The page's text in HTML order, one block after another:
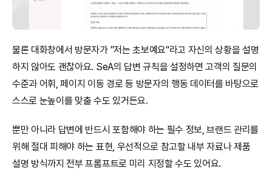
물론 대화창에서 방문자가 "저는 초보예요"라고 자신의 상황을 설명
하지 않아도 괜찮아요. SeA의 답변 규칙을 설정하면 고객의 질문의
수준과 어휘, 페이지 이동 경로 등 방문자의 행동 데이터를 바탕으로
스스로 눈높이를 맞출 수도 있거든요.
뿐만 아니라 답변에 반드시 포함해야 하는 필수 정보, 브랜드 관리를
위해 절대 피해야 하는 표현, 우선적으로 참고할 내부 자료나 제품
설명 방식까지 전부 프롬프트로 미리 지정할 수도 있어요.